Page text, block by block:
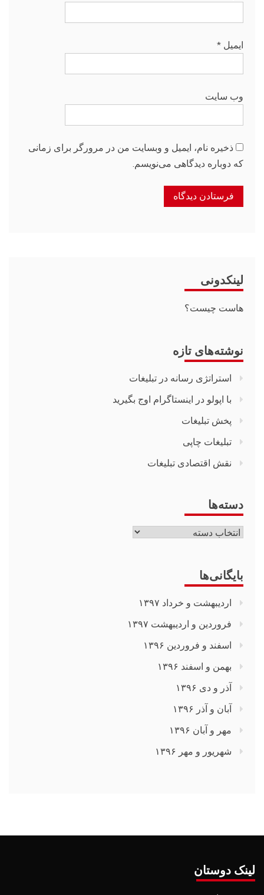
ایمیل *
وب‌ سایت
ذخیره نام، ایمیل و وبسایت من در مرورگر برای زمانی
که دوباره دیدگاهی می‌نویسم.
لینکدونی
هاست چیست؟
نوشته‌های تازه
استراتژی رسانه در تبلیغات
با اپولو در اینستاگرام اوج بگیرید
پخش تبلیغات
تبلیغات چاپی
نقش اقتصادی تبلیغات
دسته‌ها
دسته‌ها
بایگانی‌ها
اردیبهشت و خرداد ۱۳۹۷
فروردین و اردیبهشت ۱۳۹۷
اسفند و فروردین ۱۳۹۶
بهمن و اسفند ۱۳۹۶
آذر و دی ۱۳۹۶
آبان و آذر ۱۳۹۶
مهر و آبان ۱۳۹۶
شهریور و مهر ۱۳۹۶
لینک دوستان